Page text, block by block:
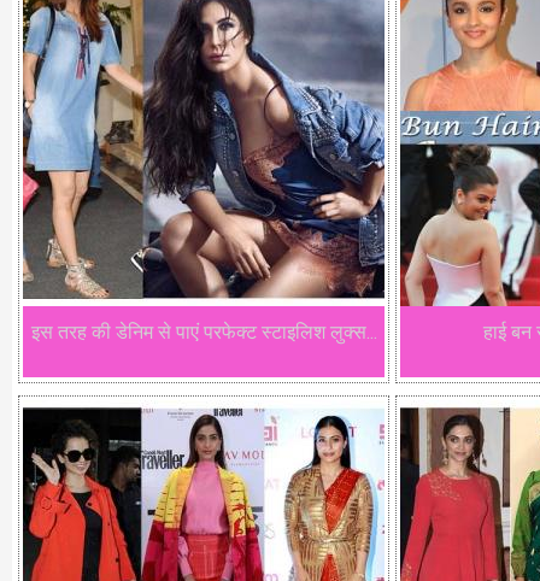
इस तरह की डेनिम से पाएं परफेक्ट स्टाइलिश लुक्स... हाई